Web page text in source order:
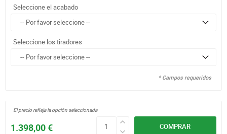
Seleccione el acabado
Seleccione los tiradores
* Campos requeridos
COMPRAR
1.398,00 €
El precio refleja la opción seleccionada